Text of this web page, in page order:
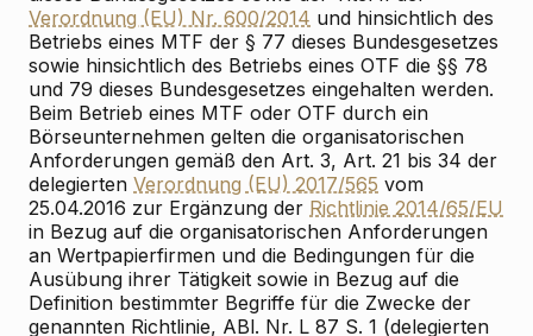
Verordnung (EU) Nr. 600/2014 und hinsichtlich des
Betriebs eines MTF der § 77 dieses Bundesgesetzes
sowie hinsichtlich des Betriebs eines OTF die §§ 78
und 79 dieses Bundesgesetzes eingehalten werden.
Beim Betrieb eines MTF oder OTF durch ein
Börseunternehmen gelten die organisatorischen
Anforderungen gemäß den Art. 3, Art. 21 bis 34 der
delegierten Verordnung (EU) 2017/565 vom
25.04.2016 zur Ergänzung der Richtlinie 2014/65/EU
in Bezug auf die organisatorischen Anforderungen
an Wertpapierfirmen und die Bedingungen für die
Ausübung ihrer Tätigkeit sowie in Bezug auf die
Definition bestimmter Begriffe für die Zwecke der
genannten Richtlinie, ABl. Nr. L 87 S. 1 (delegierten